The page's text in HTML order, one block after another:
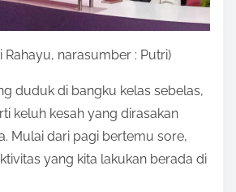
Rahayu, narasumber : Putri)
duduk di bangku kelas sebelas,
keluh kesah yang dirasakan
Mulai dari pagi bertemu sore,
yang kita lakukan berada di